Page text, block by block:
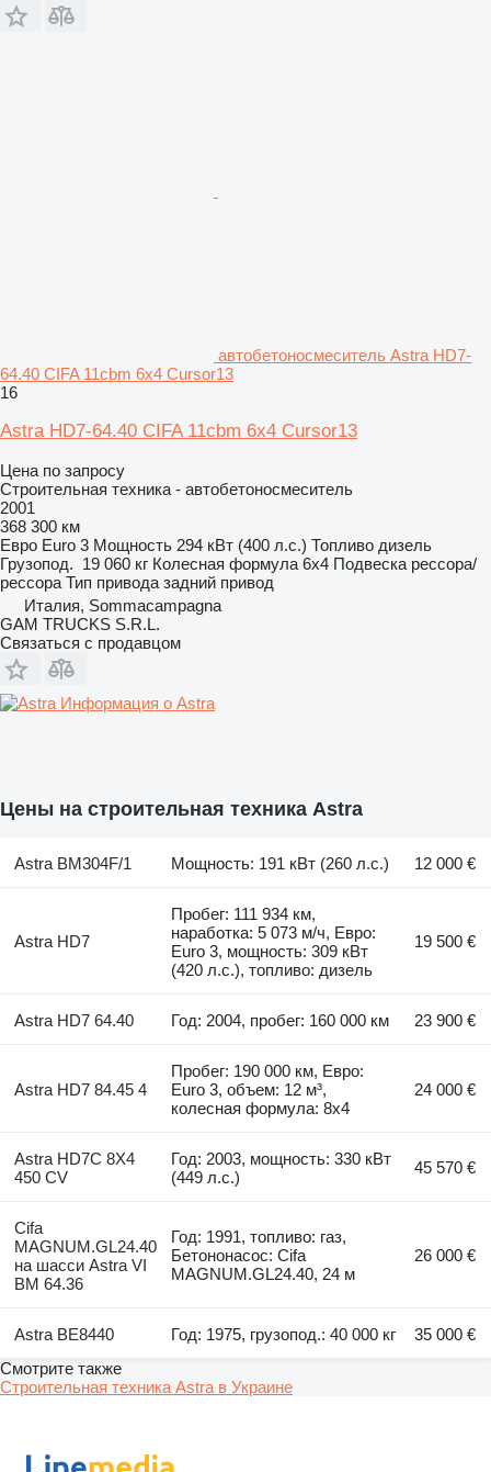
автобетоносмеситель Astra HD7-
64.40 CIFA 11cbm 6x4 Cursor13
16
Astra HD7-64.40 CIFA 11cbm 6x4 Cursor13
Цена по запросу
Строительная техника - автобетоносмеситель
2001
368 300 км
Евро Euro 3 Мощность 294 кВт (400 л.с.) Топливо дизель
Грузопод. 19 060 кг Колесная формула 6x4 Подвеска рессора/
рессора Тип привода задний привод
Италия, Sommacampagna
GAM TRUCKS S.R.L.
Связаться с продавцом
Информация о Astra
Цены на строительная техника Astra
Astra BM304F/1 Мощность: 191 кВт (260 л.с.) 12 000 €
Astra HD7
Пробег: 111 934 км,
наработка: 5 073 м/ч, Евро:
Euro 3, мощность: 309 кВт
(420 л.с.), топливо: дизель
19 500 €
Astra HD7 64.40 Год: 2004, пробег: 160 000 км 23 900 €
Astra HD7 84.45 4
Пробег: 190 000 км, Евро:
Euro 3, объем: 12 м³,
колесная формула: 8x4
24 000 €
Astra HD7C 8X4
450 CV
Год: 2003, мощность: 330 кВт
(449 л.с.)
45 570 €
Cifa
MAGNUM.GL24.40
на шасси Astra VI
BM 64.36
Год: 1991, топливо: газ,
Бетононасос: Cifa
MAGNUM.GL24.40, 24 м
26 000 €
Astra BE8440 Год: 1975, грузопод.: 40 000 кг
35 000 €
Смотрите также
Строительная техника Astra в Украине